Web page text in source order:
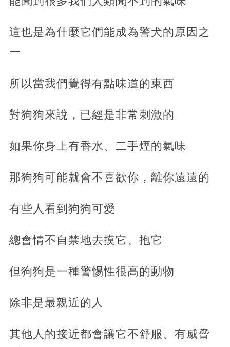
這也是為什麼它們能成為警犬的原因之
一
所以當我們覺得有點味道的東西
對狗狗來說，已經是非常刺激的
如果你身上有香水、二手煙的氣味
那狗狗可能就會不喜歡你，離你遠遠的
有些人看到狗狗可愛
總會情不自禁地去摸它、抱它
但狗狗是一種警惕性很高的動物
除非是最親近的人
其他人的接近都會讓它不舒服、有威脅